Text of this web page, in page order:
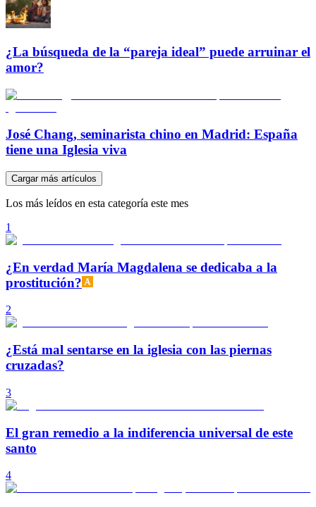
¿La búsqueda de la “pareja ideal” puede arruinar el
amor?
José Chang, seminarista chino en Madrid: España
tiene una Iglesia viva
Cargar más artículos
Los más leídos en esta categoría este mes
1
¿En verdad María Magdalena se dedicaba a la
prostitución?
2
¿Está mal sentarse en la iglesia con las piernas
cruzadas?
3
El gran remedio a la indiferencia universal de este
santo
4